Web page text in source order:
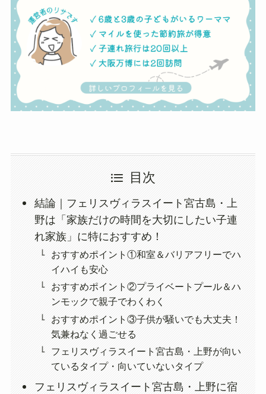
目次
結論｜フェリスヴィラスイート宮古島・上
野は「家族だけの時間を大切にしたい子連
れ家族」に特におすすめ！
おすすめポイント①和室＆バリアフリーでハ
イハイも安心
おすすめポイント②プライベートプール＆ハ
ンモックで親子でわくわく
おすすめポイント③子供が騒いでも大丈夫！
気兼ねなく過ごせる
フェリスヴィラスイート宮古島・上野が向い
ているタイプ・向いていないタイプ
フェリスヴィラスイート宮古島・上野に宿